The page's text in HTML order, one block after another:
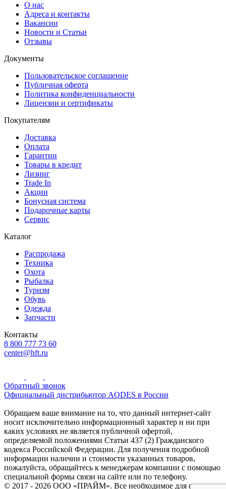
О нас
Адреса и контакты
Вакансии
Новости и Статьи
Отзывы
Документы
Пользовательское соглашение
Публичная оферта
Политика конфиденциальности
Лицензии и сертификаты
Покупателям
Доставка
Оплата
Гарантии
Товары в кредит
Лизинг
Trade In
Акции
Бонусная система
Подарочные карты
Сервис
Каталог
Распродажа
Техника
Охота
Рыбалка
Туризм
Обувь
Одежда
Запчасти
Контакты
8 800 777 73 60
center@hft.ru
Обратный звонок
Официальный дистрибьютор AODES в России
Обращаем ваше внимание на то, что данный интернет-сайт
носит исключительно информационный характер и ни при
каких условиях не является публичной офертой,
определяемой положениями Статьи 437 (2) Гражданского
кодекса Российской Федерации. Для получения подробной
информации наличии и стоимости указанных товаров,
пожалуйста, обращайтесь к менеджерам компании с помощью
специальной формы связи на сайте или по телефону.
© 2017 - 2026 ООО «ПРАЙМ». Все необходимое для охоты и